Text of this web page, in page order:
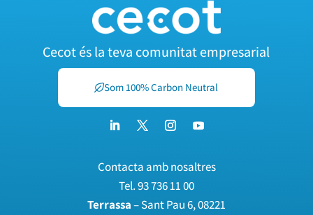
Cecot és la teva comunitat empresarial
Som 100% Carbon Neutral
Contacta amb nosaltres
Tel.93 736 11 00
Terrassa– Sant Pau 6, 08221